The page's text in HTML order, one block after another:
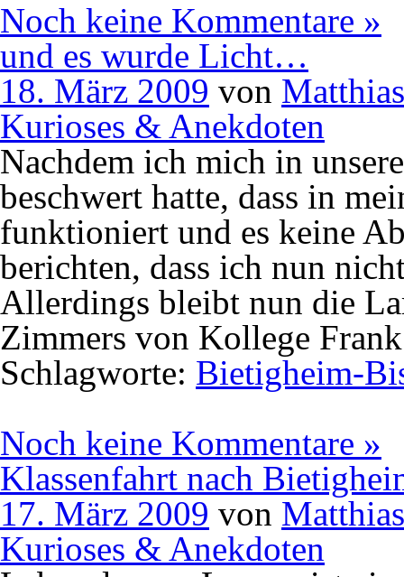
Noch keine Kommentare »
und es wurde Licht…
18. März 2009 von
Kurioses & Anekdoten
Nachdem ich mich in
beschwert hatte, dass in
funktioniert und es keine
berichten, dass ich nun
Allerdings bleibt nun die
Zimmers von Kollege
Schlagworte: Bietigheim-
Noch keine Kommentare »
Klassenfahrt nach
17. März 2009 von
Kurioses & Anekdoten